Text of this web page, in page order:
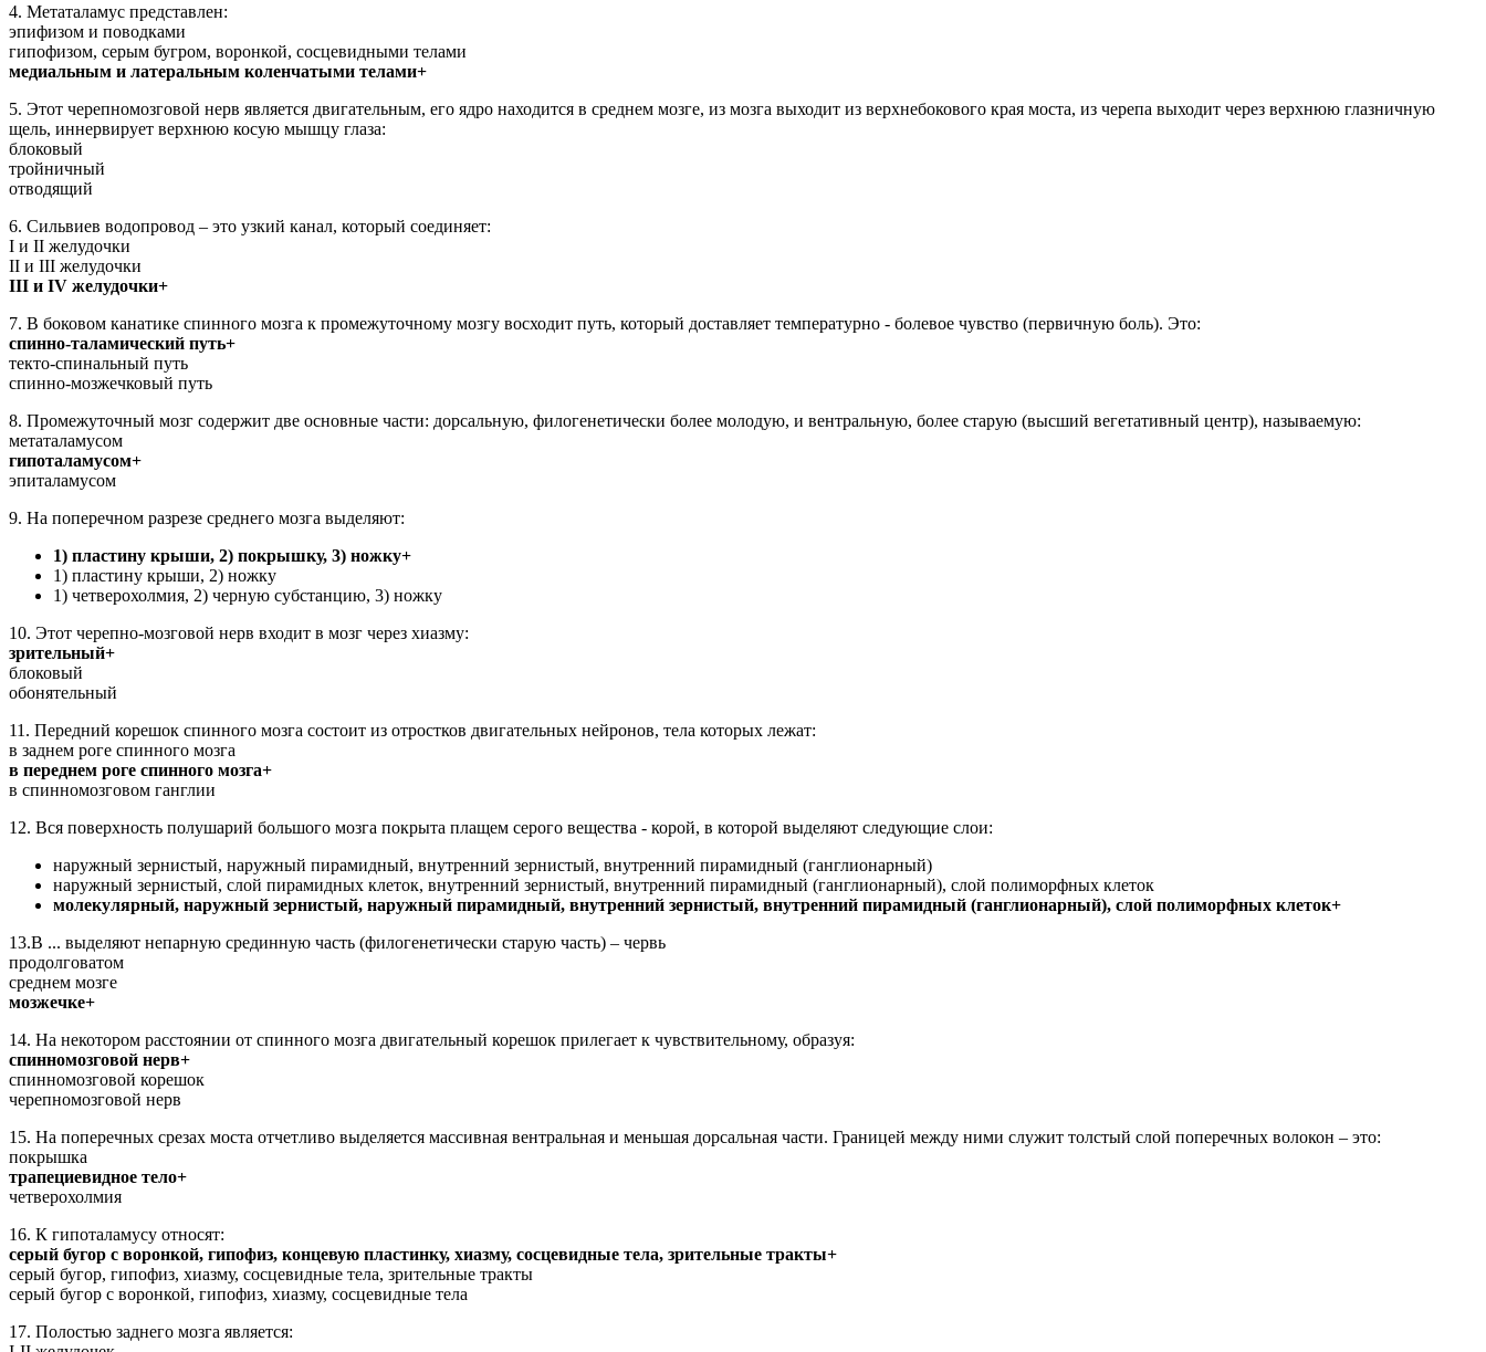
4. Метаталамус представлен:
эпифизом и поводками
гипофизом, серым бугром, воронкой, сосцевидными телами
медиальным и латеральным коленчатыми телами+
5. Этот черепномозговой нерв является двигательным, его ядро находится в среднем мозге, из мозга выходит из верхнебокового края моста, из черепа выходит через верхнюю глазничную
щель, иннервирует верхнюю косую мышцу глаза:
блоковый
тройничный
отводящий
6. Сильвиев водопровод – это узкий канал, который соединяет:
I и II желудочки
II и III желудочки
III и IV желудочки+
7. В боковом канатике спинного мозга к промежуточному мозгу восходит путь, который доставляет температурно - болевое чувство (первичную боль). Это:
спинно-таламический путь+
текто-спинальный путь
спинно-мозжечковый путь
8. Промежуточный мозг содержит две основные части: дорсальную, филогенетически более молодую, и вентральную, более старую (высший вегетативный центр), называемую:
метаталамусом
гипоталамусом+
эпиталамусом
9. На поперечном разрезе среднего мозга выделяют:
1) пластину крыши, 2) покрышку, 3) ножку+
1) пластину крыши, 2) ножку
1) четверохолмия, 2) черную субстанцию, 3) ножку
10. Этот черепно-мозговой нерв входит в мозг через хиазму:
зрительный+
блоковый
обонятельный
11. Передний корешок спинного мозга состоит из отростков двигательных нейронов, тела которых лежат:
в заднем роге спинного мозга
в переднем роге спинного мозга+
в спинномозговом ганглии
12. Вся поверхность полушарий большого мозга покрыта плащем серого вещества - корой, в которой выделяют следующие слои:
наружный зернистый, наружный пирамидный, внутренний зернистый, внутренний пирамидный (ганглионарный)
наружный зернистый, слой пирамидных клеток, внутренний зернистый, внутренний пирамидный (ганглионарный), слой полиморфных клеток
молекулярный, наружный зернистый, наружный пирамидный, внутренний зернистый, внутренний пирамидный (ганглионарный), слой полиморфных клеток+
13.В ... выделяют непарную срединную часть (филогенетически старую часть) – червь
продолговатом
среднем мозге
мозжечке+
14. На некотором расстоянии от спинного мозга двигательный корешок прилегает к чувствительному, образуя:
спинномозговой нерв+
спинномозговой корешок
черепномозговой нерв
15. На поперечных срезах моста отчетливо выделяется массивная вентральная и меньшая дорсальная части. Границей между ними служит толстый слой поперечных волокон – это:
покрышка
трапециевидное тело+
четверохолмия
16. К гипоталамусу относят:
серый бугор с воронкой, гипофиз, концевую пластинку, хиазму, сосцевидные тела, зрительные тракты+
серый бугор, гипофиз, хиазму, сосцевидные тела, зрительные тракты
серый бугор с воронкой, гипофиз, хиазму, сосцевидные тела
17. Полостью заднего мозга является: